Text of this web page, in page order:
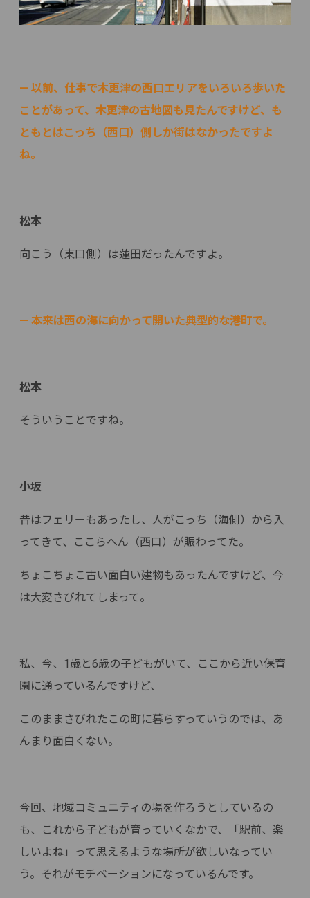
— 以前、仕事で木更津の西口エリアをいろいろ歩いた
ことがあって、木更津の古地図も見たんですけど、も
ともとはこっち（西口）側しか街はなかったですよ
ね。
松本
向こう（東口側）は蓮田だったんですよ。
— 本来は西の海に向かって開いた典型的な港町で。
松本
そういうことですね。
小坂
昔はフェリーもあったし、人がこっち（海側）から入
ってきて、ここらへん（西口）が賑わってた。
ちょこちょこ古い面白い建物もあったんですけど、今
は大変さびれてしまって。
私、今、1歳と6歳の子どもがいて、ここから近い保育
園に通っているんですけど、
このままさびれたこの町に暮らすっていうのでは、あ
んまり面白くない。
今回、地域コミュニティの場を作ろうとしているの
も、これから子どもが育っていくなかで、「駅前、楽
しいよね」って思えるような場所が欲しいなってい
う。それがモチベーションになっているんです。